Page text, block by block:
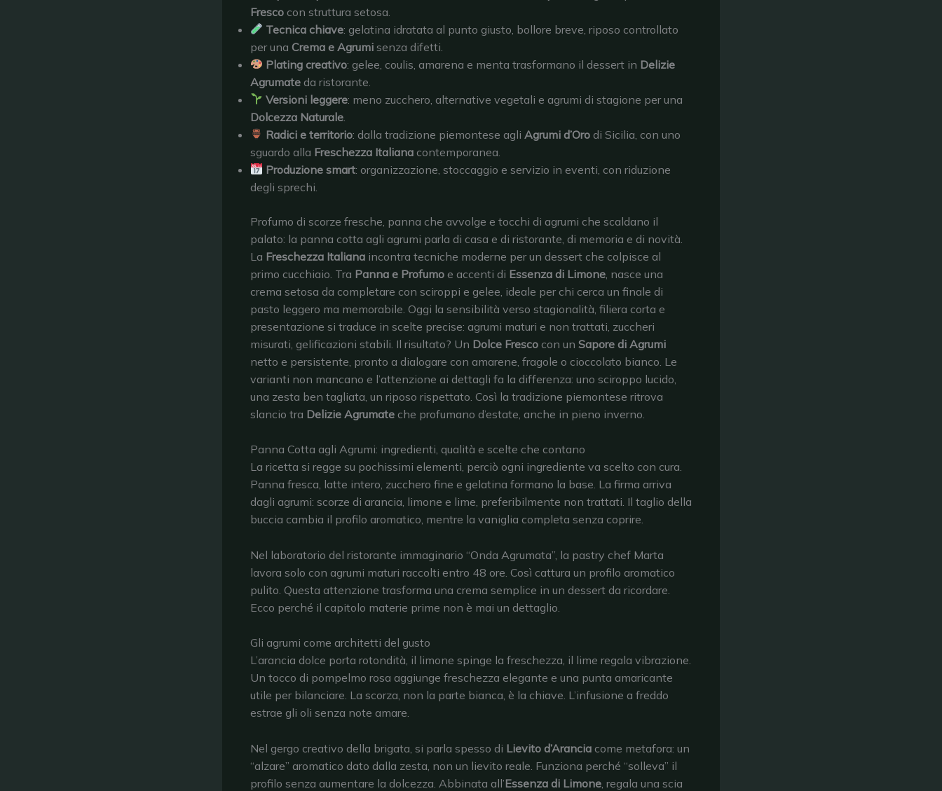
Fresco con struttura setosa.
Tecnica chiave: gelatina idratata al punto giusto, bollore breve, riposo controllato
per una Crema e Agrumi senza difetti.
Plating creativo: gelee, coulis, amarena e menta trasformano il dessert in Delizie
Agrumate da ristorante.
Versioni leggere: meno zucchero, alternative vegetali e agrumi di stagione per una
Dolcezza Naturale
Radici e territorio: dalla tradizione piemontese agliAgrumi d’Oro di Sicilia, con uno
sguardo alla Freschezza Italiana contemporanea.
Produzione smart: organizzazione, stoccaggio e servizio in eventi, con riduzione
degli sprechi.
Profumo di scorze fresche, panna che avvolge e tocchi di agrumi che scaldano il
palato: la panna cotta agli agrumi parla di casa e di ristorante, di memoria e di novità.
La Freschezza Italiana incontra tecniche moderne per un dessert che colpisce al
primo cucchiaio. Tra Panna e Profumo e accenti di Essenza di Limone , nasce una
crema setosa da completare con sciroppi e gelee, ideale per chi cerca un finale di
pasto leggero ma memorabile. Oggi la sensibilità verso stagionalità, filiera corta e
presentazione si traduce in scelte precise: agrumi maturi e non trattati, zuccheri
misurati, gelificazioni stabili. Il risultato? Un Dolce Fresco con un Sapore di Agrumi
netto e persistente, pronto a dialogare con amarene, fragole o cioccolato bianco. Le
varianti non mancano e l’attenzione ai dettagli fa la differenza: uno sciroppo lucido,
una zesta ben tagliata, un riposo rispettato. Così la tradizione piemontese ritrova
slancio tra Delizie Agrumate che profumano d’estate, anche in pieno inverno.
Panna Cotta agli Agrumi: ingredienti, qualità e scelte che contano
La ricetta si regge su pochissimi elementi, perciò ogni ingrediente va scelto con cura.
Panna fresca, latte intero, zucchero fine e gelatina formano la base. La firma arriva
dagli agrumi: scorze di arancia, limone e lime, preferibilmente non trattati. Il taglio della
buccia cambia il profilo aromatico, mentre la vaniglia completa senza coprire.
Nel laboratorio del ristorante immaginario “Onda Agrumata”, la pastry chef Marta
lavora solo con agrumi maturi raccolti entro 48 ore. Così cattura un profilo aromatico
pulito. Questa attenzione trasforma una crema semplice in un dessert da ricordare.
Ecco perché il capitolo materie prime non è mai un dettaglio.
Gli agrumi come architetti del gusto
L’arancia dolce porta rotondità, il limone spinge la freschezza, il lime regala vibrazione.
Un tocco di pompelmo rosa aggiunge freschezza elegante e una punta amaricante
utile per bilanciare. La scorza, non la parte bianca, è la chiave. L’infusione a freddo
estrae gli oli senza note amare.
Nel gergo creativo della brigata, si parla spesso di Lievito d’Arancia come metafora: un
“alzare” aromatico dato dalla zesta, non un lievito reale. Funziona perché “solleva” il
profilo senza aumentare la dolcezza. Abbinata all’Essenza di Limone , regala una scia